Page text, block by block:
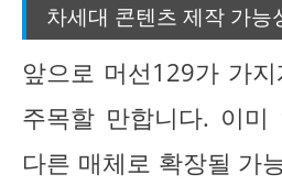
차세대 콘텐츠 제작 가능
앞으로 머선129가 가
주목할 만합니다. 이
다른 매체로 확장될 가